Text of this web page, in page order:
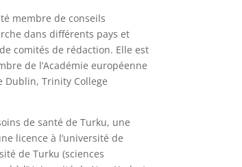
membre de conseils
dans différents pays et
comités de rédaction. Elle est
de l’Académie européenne
Dublin, Trinity College
de santé de Turku, une
licence à l’université de
de Turku (sciences